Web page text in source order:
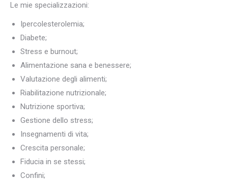
Le mie specializzazioni:
Ipercolesterolemia;
Diabete;
Stress e burnout;
Alimentazione sana e benessere;
Valutazione degli alimenti;
Riabilitazione nutrizionale;
Nutrizione sportiva;
Gestione dello stress;
Insegnamenti di vita;
Crescita personale;
Fiducia in se stessi;
Confini;